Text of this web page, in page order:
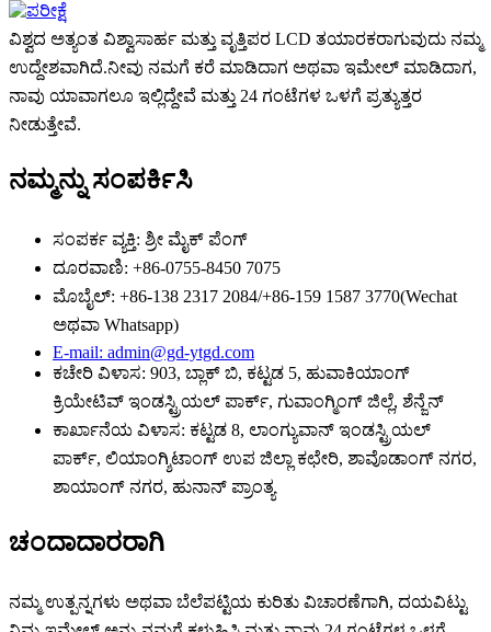
ವಿಶ್ವದ ಅತ್ಯಂತ ವಿಶ್ವಾಸಾರ್ಹ ಮತ್ತು ವೃತ್ತಿಪರ LCD ತಯಾರಕರಾಗುವುದು ನಮ್ಮ
ಉದ್ದೇಶವಾಗಿದೆ.ನೀವು ನಮಗೆ ಕರೆ ಮಾಡಿದಾಗ ಅಥವಾ ಇಮೇಲ್ ಮಾಡಿದಾಗ,
ನಾವು ಯಾವಾಗಲೂ ಇಲ್ಲಿದ್ದೇವೆ ಮತ್ತು 24 ಗಂಟೆಗಳ ಒಳಗೆ ಪ್ರತ್ಯುತ್ತರ
ನೀಡುತ್ತೇವೆ.
ನಮ್ಮನ್ನು ಸಂಪರ್ಕಿಸಿ
ಸಂಪರ್ಕ ವ್ಯಕ್ತಿ: ಶ್ರೀ ಮೈಕ್ ಪೆಂಗ್
ದೂರವಾಣಿ: +86-0755-8450 7075
ಮೊಬೈಲ್: +86-138 2317 2084/+86-159 1587 3770(Wechat
ಅಥವಾ Whatsapp)
E-mail: admin@gd-ytgd.com
ಕಚೇರಿ ವಿಳಾಸ: 903, ಬ್ಲಾಕ್ ಬಿ, ಕಟ್ಟಡ 5, ಹುವಾಕಿಯಾಂಗ್
ಕ್ರಿಯೇಟಿವ್ ಇಂಡಸ್ಟ್ರಿಯಲ್ ಪಾರ್ಕ್, ಗುವಾಂಗ್ಮಿಂಗ್ ಜಿಲ್ಲೆ, ಶೆನ್ಜೆನ್
ಕಾರ್ಖಾನೆಯ ವಿಳಾಸ: ಕಟ್ಟಡ 8, ಲಾಂಗ್ಯುವಾನ್ ಇಂಡಸ್ಟ್ರಿಯಲ್
ಪಾರ್ಕ್, ಲಿಯಾಂಗ್ಶಿಟಾಂಗ್ ಉಪ ಜಿಲ್ಲಾ ಕಛೇರಿ, ಶಾವೊಡಾಂಗ್ ನಗರ,
ಶಾಯಾಂಗ್ ನಗರ, ಹುನಾನ್ ಪ್ರಾಂತ್ಯ
ಚಂದಾದಾರರಾಗಿ
ನಮ್ಮ ಉತ್ಪನ್ನಗಳು ಅಥವಾ ಬೆಲೆಪಟ್ಟಿಯ ಕುರಿತು ವಿಚಾರಣೆಗಾಗಿ, ದಯವಿಟ್ಟು